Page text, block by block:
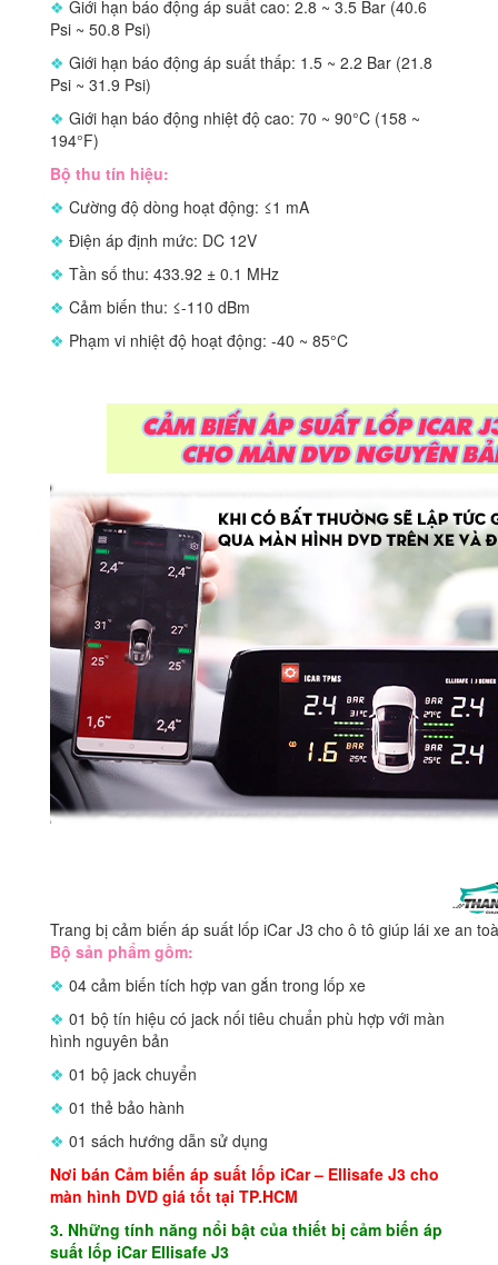
❖ Giới hạn báo động áp suất cao: 2.8 ~ 3.5 Bar (40.6
Psi ~ 50.8 Psi)
❖ Giới hạn báo động áp suất thấp: 1.5 ~ 2.2 Bar (21.8
Psi ~ 31.9 Psi)
❖ Giới hạn báo động nhiệt độ cao: 70 ~ 90°C (158 ~
194°F)
Bộ thu tín hiệu:
❖ Cường độ dòng hoạt động: ≤1 mA
❖ Điện áp định mức: DC 12V
❖ Tần số thu: 433.92 ± 0.1 MHz
❖ Cảm biến thu: ≤-110 dBm
❖ Phạm vi nhiệt độ hoạt động: -40 ~ 85°C
Trang bị cảm biến áp suất lốp iCar J3 cho ô tô giúp lái xe an
Bộ sản phẩm gồm:
❖ 04 cảm biến tích hợp van gắn trong lốp xe
❖ 01 bộ tín hiệu có jack nối tiêu chuẩn phù hợp với màn
hình nguyên bản
❖ 01 bộ jack chuyển
❖ 01 thẻ bảo hành
❖ 01 sách hướng dẫn sử dụng
Nơi bán Cảm biến áp suất lốp iCar– Ellisafe J3 cho
màn hình DVD giá tốt tại TP.HCM
3. Những tính năng nổi bật của thiết bị cảm biến áp
suất lốp iCar Ellisafe J3